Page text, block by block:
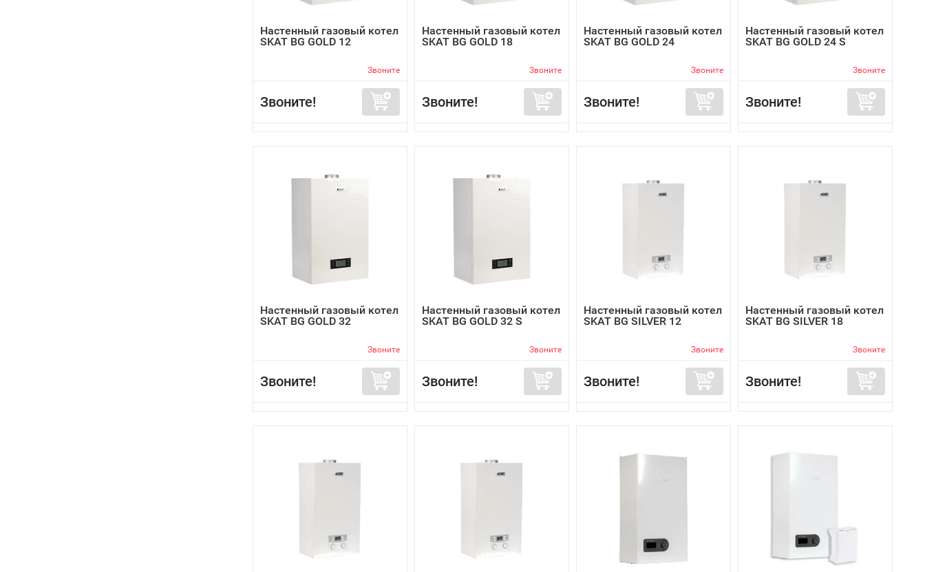
Настенный газовый котел
SKAT BG GOLD 12
Звоните
Звоните!
Настенный газовый котел
SKAT BG GOLD 18
Звоните
Звоните!
Настенный газовый котел
SKAT BG GOLD 24
Звоните
Звоните!
Настенный газовый котел
SKAT BG GOLD 24 S
Звоните
Звоните!
Настенный газовый котел
SKAT BG GOLD 32
Звоните
Звоните!
Настенный газовый котел
SKAT BG GOLD 32 S
Звоните
Звоните!
Настенный газовый котел
SKAT BG SILVER 12
Звоните
Звоните!
Настенный газовый котел
SKAT BG SILVER 18
Звоните
Звоните!